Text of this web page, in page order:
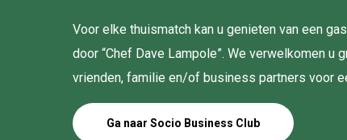
Voor elke thuismatch kan u genieten van een
door “Chef Dave Lampole”. We verwelkomen u
vrienden, familie en/of business partners voor
Ga naar Socio Business Club